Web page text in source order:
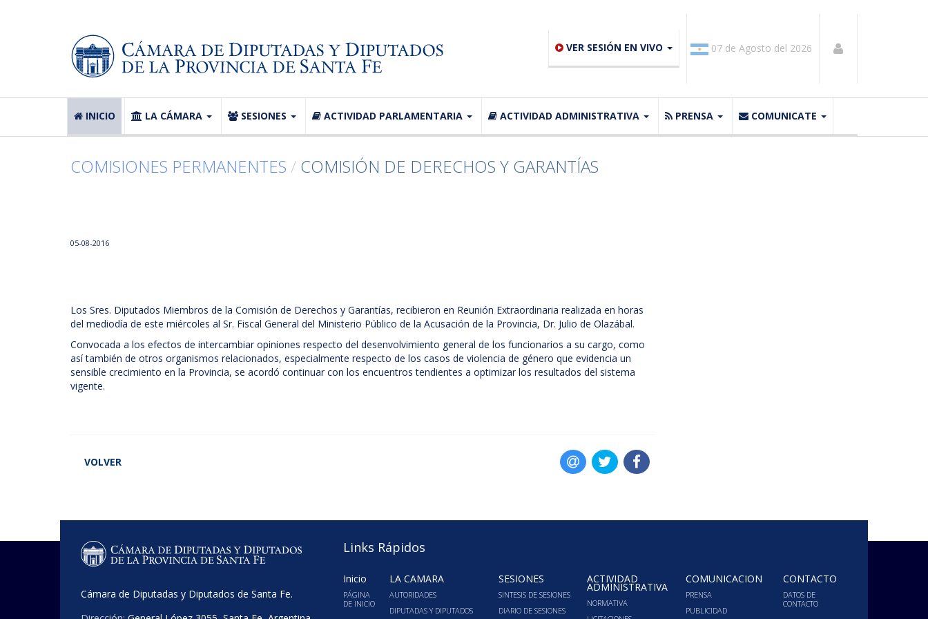
VER SESIÓN EN VIVO 07 de Agosto del 2026
INICIO LA CÁMARA SESIONES ACTIVIDAD PARLAMENTARIA ACTIVIDAD ADMINISTRATIVA PRENSA COMUNICATE
COMISIONES PERMANENTES / COMISIÓN DE DERECHOS Y GARANTÍAS
05-08-2016
Los Sres. Diputados Miembros de la Comisión de Derechos y Garantías, recibieron en Reunión Extraordinaria realizada en horas
del mediodía de este miércoles al Sr. Fiscal General del Ministerio Público de la Acusación de la Provincia, Dr. Julio de Olazábal.
Convocada a los efectos de intercambiar opiniones respecto del desenvolvimiento general de los funcionarios a su cargo, como
así también de otros organismos relacionados, especialmente respecto de los casos de violencia de género que evidencia un
sensible crecimiento en la Provincia, se acordó continuar con los encuentros tendientes a optimizar los resultados del sistema
vigente.
VOLVER
Cámara de Diputadas y Diputados de Santa Fe.
Links Rápidos
Inicio
PÁGINA
DE INICIO
LA CÁMARA
AUTORIDADES
DIPUTADAS Y DIPUTADOS
SESIONES
SINTESIS DE SESIONES
DIARIO DE SESIONES
ACTIVIDAD
ADMINISTRATIVA
NORMATIVA
COMUNICACIÓN
PRENSA
PUBLICIDAD
CONTACTO
DATOS DE
CONTACTO